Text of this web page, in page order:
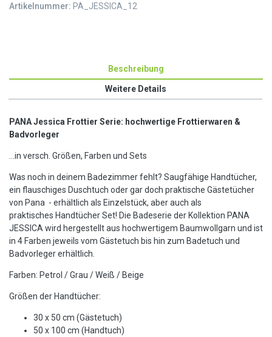
Artikelnummer: PA_JESSICA_12
Beschreibung
Weitere Details
PANA Jessica Frottier Serie: hochwertige Frottierwaren &
Badvorleger
...in versch. Größen, Farben und Sets
Was noch in deinem Badezimmer fehlt? Saugfähige Handtücher,
ein flauschiges Duschtuch oder gar doch praktische Gästetücher
von Pana - erhältlich als Einzelstück, aber auch als
praktisches Handtücher Set! Die Badeserie der Kollektion PANA
JESSICA wird hergestellt aus hochwertigem Baumwollgarn und ist
in 4 Farben jeweils vom Gästetuch bis hin zum Badetuch und
Badvorleger erhältlich.
Farben: Petrol / Grau / Weiß / Beige
Größen der Handtücher:
30 x 50 cm (Gästetuch)
50 x 100 cm (Handtuch)